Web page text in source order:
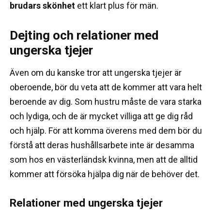
brudars skönhet ett klart plus för män.
Dejting och relationer med
ungerska tjejer
Även om du kanske tror att ungerska tjejer är
oberoende, bör du veta att de kommer att vara helt
beroende av dig. Som hustru måste de vara starka
och lydiga, och de är mycket villiga att ge dig råd
och hjälp. För att komma överens med dem bör du
förstå att deras hushållsarbete inte är desamma
som hos en västerländsk kvinna, men att de alltid
kommer att försöka hjälpa dig när de behöver det.
Relationer med ungerska tjejer